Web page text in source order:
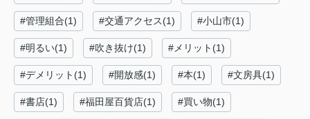
#管理組合(1) #交通アクセス(1) #小山市(1)
#明るい(1) #吹き抜け(1) #メリット(1)
#デメリット(1) #開放感(1) #本(1) #文房具(1)
#書店(1) #福田屋百貨店(1) #買い物(1)